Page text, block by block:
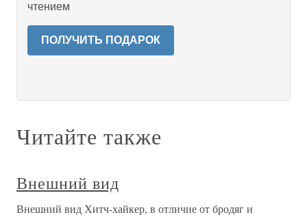
чтением
ПОЛУЧИТЬ ПОДАРОК
Читайте также
Внешний вид
Внешний вид Хитч-хайкер, в отличие от бродяг и